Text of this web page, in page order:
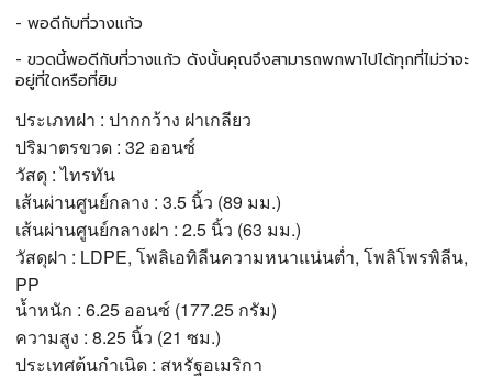
- พอดีกับที่วางแก้ว
- ขวดนี้พอดีกับที่วางแก้ว ดังนั้นคุณจึงสามารถพกพาไปได้ทุกที่ไม่ว่าจะ
อยู่ที่ใดหรือที่ยิม
ประเภทฝา : ปากกว้าง ฝาเกลียว
ปริมาตรขวด : 32 ออนซ์
วัสดุ : ไทรทัน
เส้นผ่านศูนย์กลาง : 3.5 นิ้ว (89 มม.)
เส้นผ่านศูนย์กลางฝา : 2.5 นิ้ว (63 มม.)
วัสดุฝา : LDPE, โพลิเอทิลีนความหนาแน่นต่ำ, โพลิโพรพิลีน,
PP
น้ำหนัก : 6.25 ออนซ์ (177.25 กรัม)
ความสูง : 8.25 นิ้ว (21 ซม.)
ประเทศต้นกำเนิด : สหรัฐอเมริกา